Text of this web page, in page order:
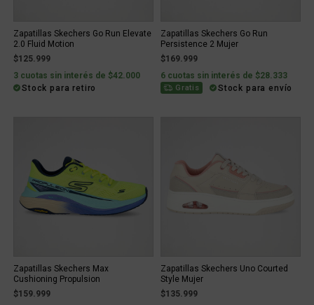
Zapatillas Skechers Go Run Elevate
2.0 Fluid Motion
$125.999
3 cuotas sin interés de $42.000
Stock para retiro
Zapatillas Skechers Go Run
Persistence 2 Mujer
$169.999
6 cuotas sin interés de $28.333
Gratis Stock para envío
Zapatillas Skechers Max
Cushioning Propulsion
$159.999
Zapatillas Skechers Uno Courted
Style Mujer
$135.999